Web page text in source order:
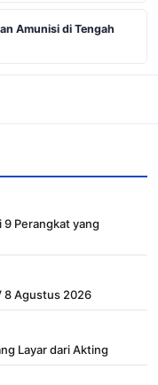
Amunisi di Tengah
9 Perangkat yang
8 Agustus 2026
Layar dari Akting